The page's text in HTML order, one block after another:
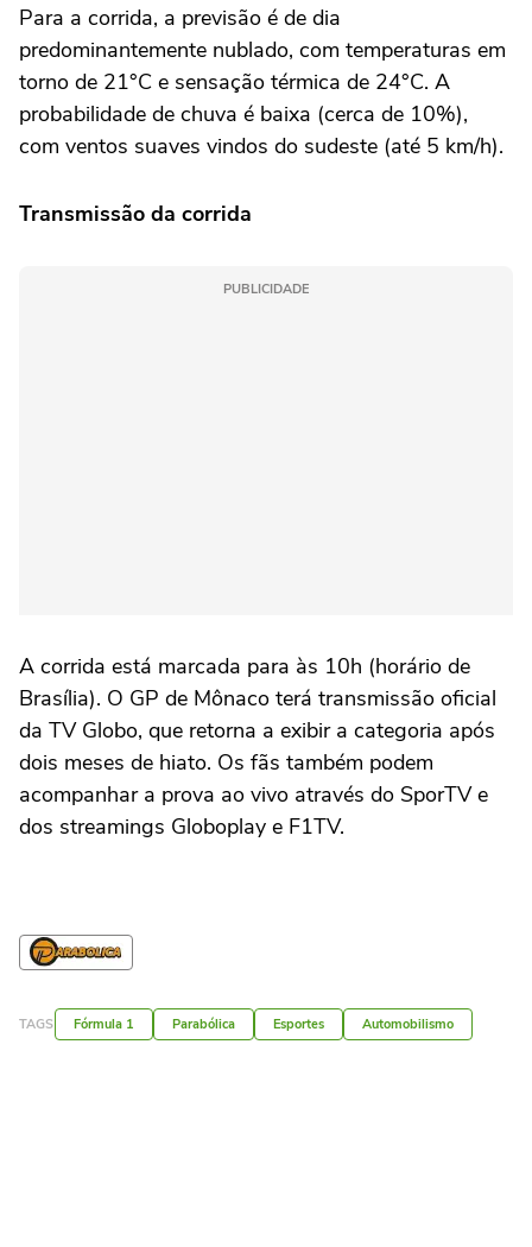
Para a corrida, a previsão é de dia
predominantemente nublado, com temperaturas em
torno de 21°C e sensação térmica de 24°C. A
probabilidade de chuva é baixa (cerca de 10%),
com ventos suaves vindos do sudeste (até 5 km/h).
Transmissão da corrida
PUBLICIDADE
A corrida está marcada para às 10h (horário de
Brasília). O GP de Mônaco terá transmissão oficial
da TV Globo, que retorna a exibir a categoria após
dois meses de hiato. Os fãs também podem
acompanhar a prova ao vivo através do SporTV e
dos streamings Globoplay e F1TV.
TAGS Fórmula 1 Parabólica Esportes Automobilismo